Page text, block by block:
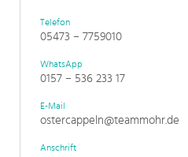
Telefon
05473 – 7759010
WhatsApp
0157 – 536 233 17
E-Mail
ostercappeln@teammohr.de
Anschrift